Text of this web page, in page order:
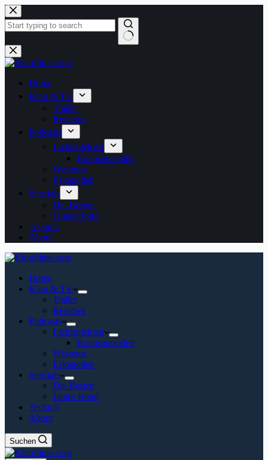
Zum
Inhalt
springen
Keine
Ergebnisse
Home
Kino & TV
Trailer
Reviews
Podcasts
Lichtspielcast
Bonusepisoden
Westeros
Eskapoden
Specials
Die Besten
James Bond
Technik
About
Home
Kino & TV
Trailer
Reviews
Podcasts
Lichtspielcast
Bonusepisoden
Westeros
Eskapoden
Specials
Die Besten
James Bond
Technik
About
Suchen